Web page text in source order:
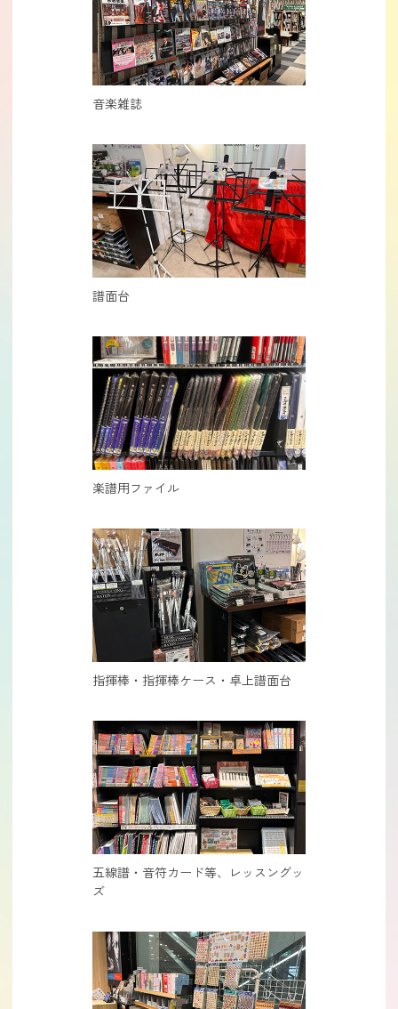
音楽雑誌
譜面台
楽譜用ファイル
指揮棒・指揮棒ケース・卓上譜面台
五線譜・音符カード等、レッスングッ
ズ